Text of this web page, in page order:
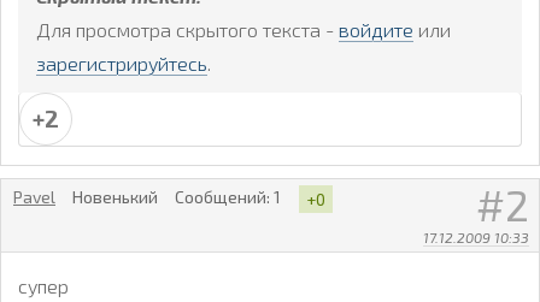
Для просмотра скрытого текста - войдите или
зарегистрируйтесь.
+2
2
17.12.2009 10:33
Pavel Новенький Сообщений: 1 +0
супер